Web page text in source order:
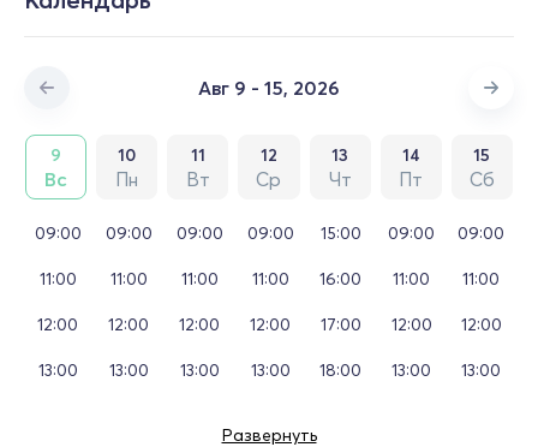
Авг 9 - 15, 2026
9
Вс
10
Пн
11
Вт
12
Ср
13
Чт
14
Пт
15
Сб
09:00
11:00
12:00
13:00
09:00
11:00
12:00
13:00
09:00
11:00
12:00
13:00
09:00
11:00
12:00
13:00
15:00
16:00
17:00
18:00
09:00
11:00
12:00
13:00
09:00
11:00
12:00
13:00
Развернуть